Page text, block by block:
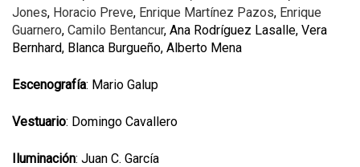
Jones, Horacio Preve, Enrique Martínez Pazos, Enrique
Guarnero, Camilo Bentancur, Ana Rodríguez Lasalle, Vera
Bernhard, Blanca Burgueño, Alberto Mena
Escenografía: Mario Galup
Vestuario: Domingo Cavallero
Iluminación: Juan C. García